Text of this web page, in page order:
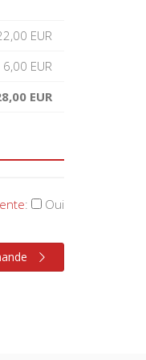
EUR
6,00 EUR
EUR
: Oui